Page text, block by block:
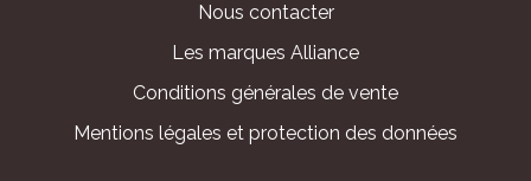
Nous contacter
Les marques Alliance
Conditions générales de vente
Mentions légales et protection des données